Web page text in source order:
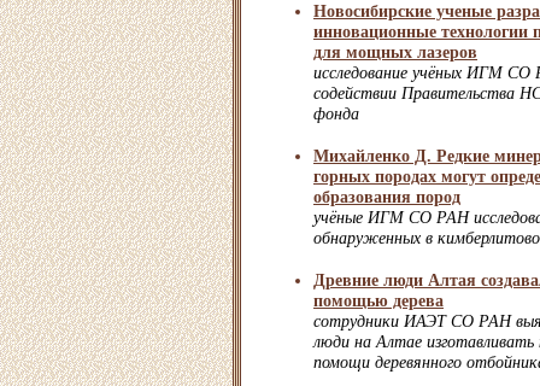
Новосибирские ученые
инновационные технологии
для мощных лазеров
исследование учёных ИГМ СО
содействии Правительства
фонда
Михайленко Д. Редкие
горных породах могут
образования пород
учёные ИГМ СО РАН
обнаруженных в
Древние люди Алтая
помощью дерева
сотрудники ИАЭТ СО РАН
люди на Алтае
помощи деревянного